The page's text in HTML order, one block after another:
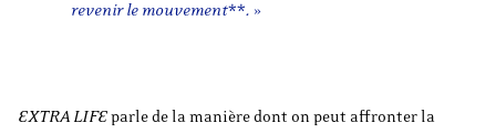
revenir le mouvement**. »
EXTRA LIFEparle de la manière dont on peut affronter la